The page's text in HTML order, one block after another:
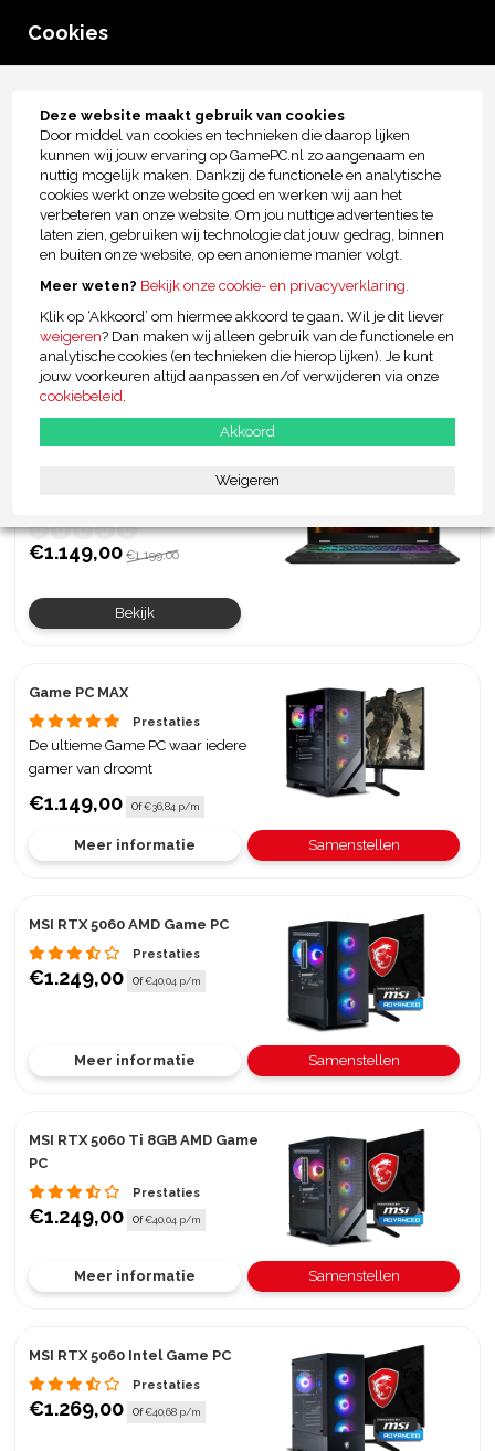
Cookies
Deze website maakt gebruik van cookies
Door middel van cookies en technieken die daarop lijken
kunnen wij jouw ervaring op GamePC.nl zo aangenaam en
nuttig mogelijk maken. Dankzij de functionele en analytische
cookies werkt onze website goed en werken wij aan het
verbeteren van onze website. Om jou nuttige advertenties te
laten zien, gebruiken wij technologie dat jouw gedrag, binnen
en buiten onze website, op een anonieme manier volgt.
Meer weten? Bekijk onze cookie- en privacyverklaring.
Klik op ‘Akkoord’ om hiermee akkoord te gaan. Wil je dit liever
weigeren? Dan maken wij alleen gebruik van de functionele en
analytische cookies (en technieken die hierop lijken). Je kunt
jouw voorkeuren altijd aanpassen en/of verwijderen via onze
cookiebeleid.
Akkoord
Weigeren
GamePC
MSI RTX 5060 Intel Game PC SE - i5
Prestaties
€1.079,00 Of €34,59 p/m
Meer informatie
MSI Cyborg 15 B2HWFKG-215NL -
€1.149,00 €1.199,00
Bekijk
Game PC MAX
Prestaties
De ultieme Game PC waar iedere
gamer van droomt
€1.149,00 Of€36,84 p/m
Meer informatie Samenstellen
MSI RTX 5060 AMD Game PC
Prestaties
€1.249,00 Of€40,04 p/m
Meer informatie Samenstellen
MSI RTX 5060 Ti 8GB AMD Game
PC
Prestaties
€1.249,00 Of€40,04 p/m
Meer informatie Samenstellen
MSI RTX 5060 Intel Game PC
Prestaties
€1.269,00 Of€40,68 p/m